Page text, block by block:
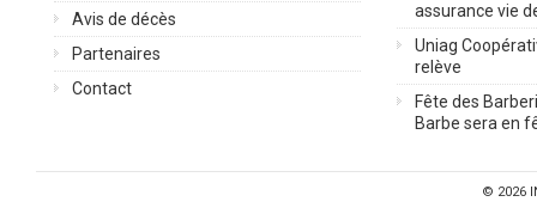
Avis de décès
Partenaires
Contact
assurance vie
Uniag
relève
Fête des
Barbe sera en
© 2026